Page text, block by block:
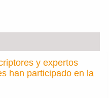
y expertos
han participado en la